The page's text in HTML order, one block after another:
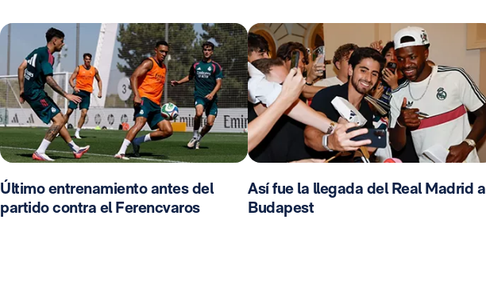
Último entrenamiento antes del
partido contra el Ferencvaros
Así fue la llegada del Real Madrid a
Budapest